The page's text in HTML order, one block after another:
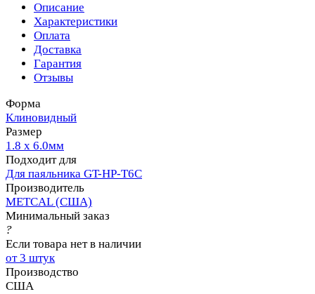
Описание
Характеристики
Оплата
Доставка
Гарантия
Отзывы
Форма
Клиновидный
Размер
1.8 x 6.0мм
Подходит для
Для паяльника GT-HP-T6С
Производитель
METCAL (США)
Минимальный заказ
?
Если товара нет в наличии
от 3 штук
Производство
США